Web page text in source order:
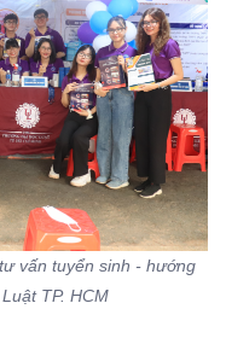
vấn tuyển sinh - hướng
TP. HCM